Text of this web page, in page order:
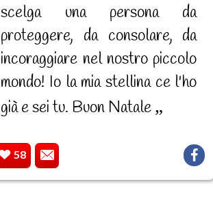
scelga una persona da
proteggere, da consolare, da
incoraggiare nel nostro piccolo
mondo! Io la mia stellina ce l'ho
già e sei tu. Buon Natale
58